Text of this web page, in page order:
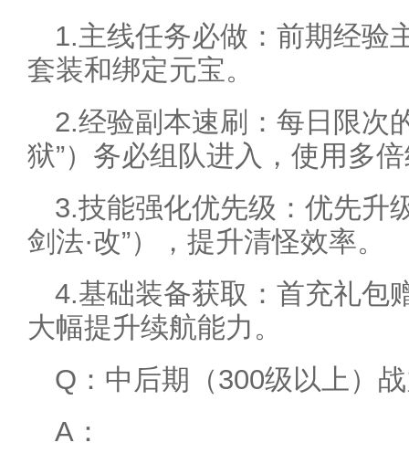
1.主线任务必做：前期经验
套装和绑定元宝。
2.经验副本速刷：每日限次
狱”）务必组队进入，使用多
3.技能强化优先级：优先升
剑法·改”），提升清怪效率。
4.基础装备获取：首充礼包
大幅提升续航能力。
Q：中后期（300级以上）
A：